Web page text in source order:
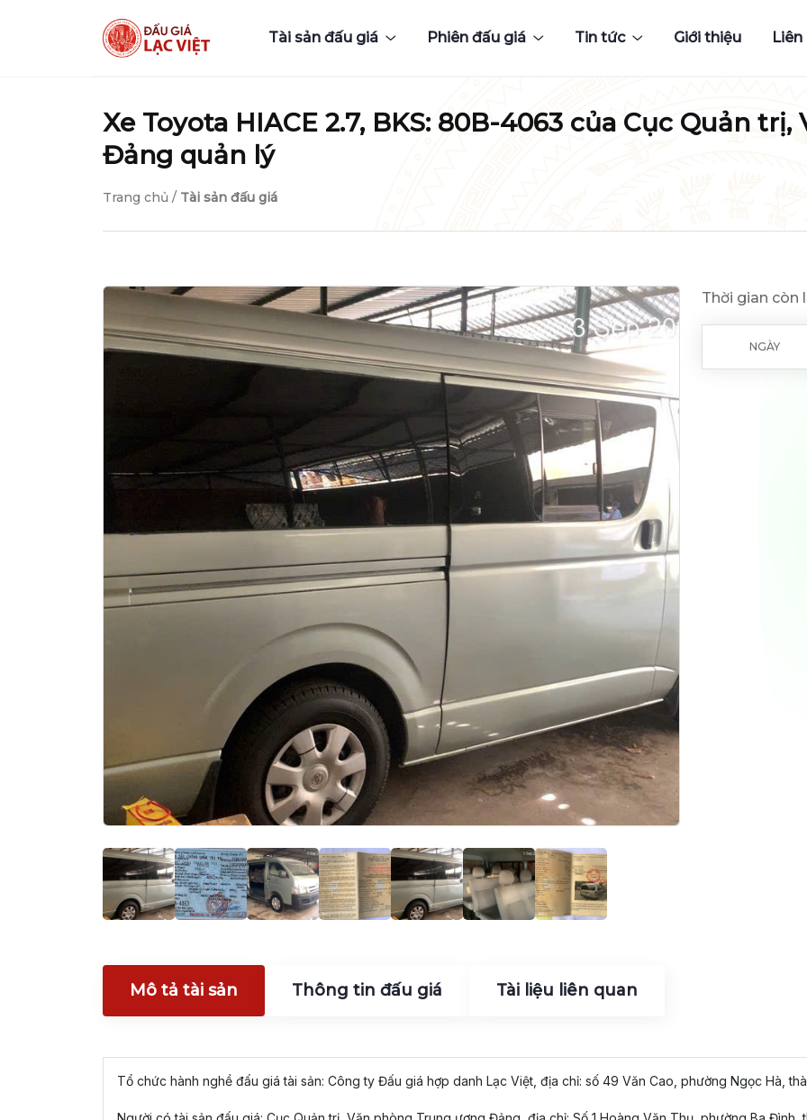
Tài sản đấu giá Phiên đấu giá Tin tức Giới thiệu Liên
Xe Toyota HIACE 2.7, BKS: 80B-4063 của Cục Quản
Đảng quản lý
Trang chủ / Tài sản đấu giá
Thời gian còn
NGÀY
Mô tả tài sản Thông tin đấu giá Tài liệu liên quan
Tổ chức hành nghề đấu giá tài sản: Công ty Đấu giá hợp danh Lạc Việt, địa chỉ: số 49 Văn Cao, phường Ngọc Hà,